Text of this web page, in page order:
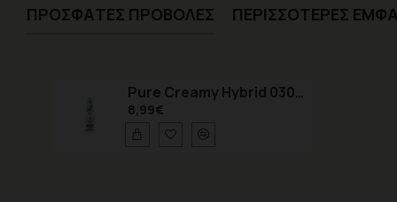
ΠΡΌΣΦΑTΕΣ ΠΡΟΒΟΛΈΣ ΠΕΡΙΣΣΌΤΕΡΕΣ
Pure Creamy Hybrid 030 Polar Sky 8 ml
8,99€